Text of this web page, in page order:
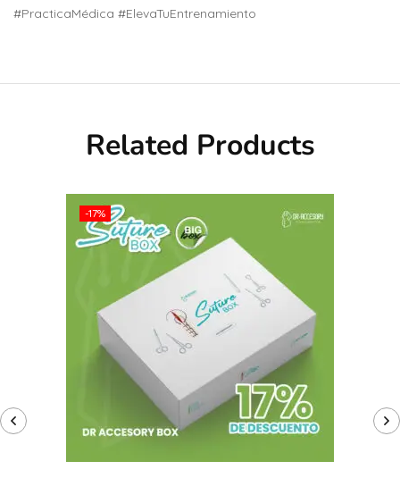
#PracticaMédica #ElevaTuEntrenamiento
Related Products
-17%